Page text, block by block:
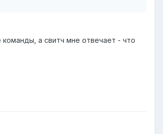
а свитч мне отвечает - что